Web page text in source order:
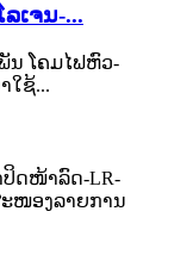
ເຈນ-...
ນ ໂຄມໄຟຫົວ-
ໃຊ້...